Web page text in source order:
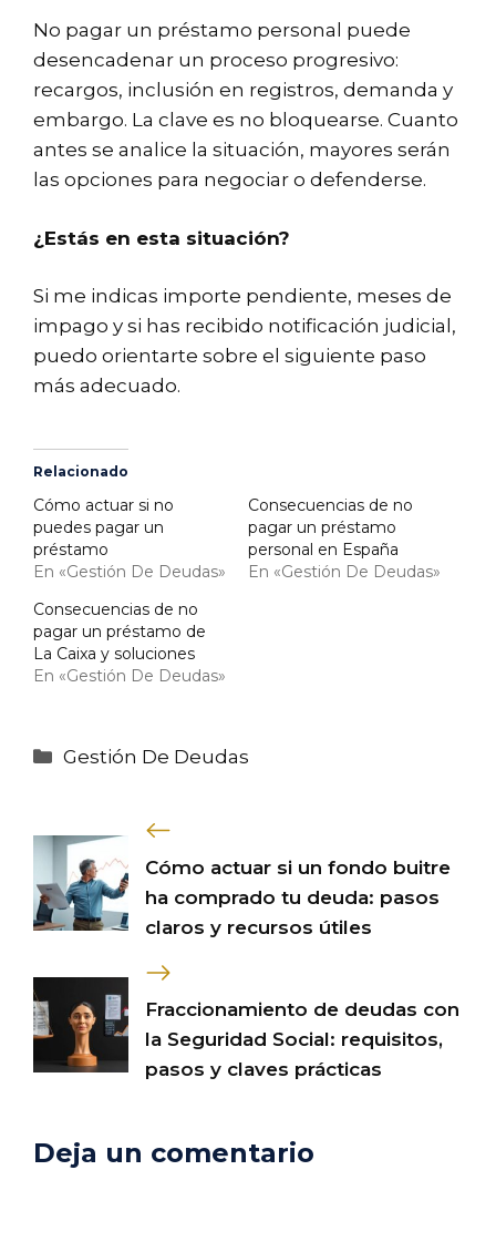
No pagar un préstamo personal puede
desencadenar un proceso progresivo:
recargos, inclusión en registros, demanda y
embargo. La clave es no bloquearse. Cuanto
antes se analice la situación, mayores serán
las opciones para negociar o defenderse.
¿Estás en esta situación?
Si me indicas importe pendiente, meses de
impago y si has recibido notificación judicial,
puedo orientarte sobre el siguiente paso
más adecuado.
Relacionado
Cómo actuar si no
puedes pagar un
préstamo
En «Gestión De Deudas»
Consecuencias de no
pagar un préstamo
personal en España
En «Gestión De Deudas»
Consecuencias de no
pagar un préstamo de
La Caixa y soluciones
En «Gestión De Deudas»
Categorías
Gestión De Deudas
Cómo actuar si un fondo buitre
ha comprado tu deuda: pasos
claros y recursos útiles
Fraccionamiento de deudas con
la Seguridad Social: requisitos,
pasos y claves prácticas
Deja un comentario